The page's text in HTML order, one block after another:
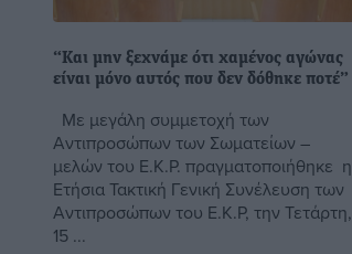
“Και μην ξεχνάμε ότι χαμένος αγώνας
είναι μόνο αυτός που δεν δόθηκε ποτέ”
Με μεγάλη συμμετοχή των
Αντιπροσώπων των Σωματείων –
μελών του Ε.Κ.Ρ. πραγματοποιήθηκε η
Ετήσια Τακτική Γενική Συνέλευση των
Αντιπροσώπων του Ε.Κ.Ρ, την Τετάρτη,
15 ...